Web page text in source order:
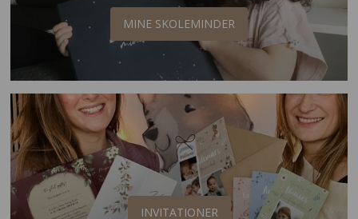
MINE SKOLEMINDER
INVITATIONER